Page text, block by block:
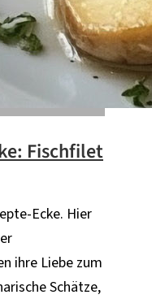
Fischfilet
Ecke. Hier
ihre Liebe zum
Schätze,